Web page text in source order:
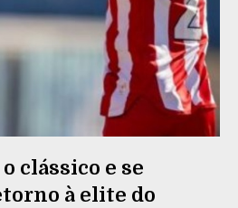
clássico e se
à elite do